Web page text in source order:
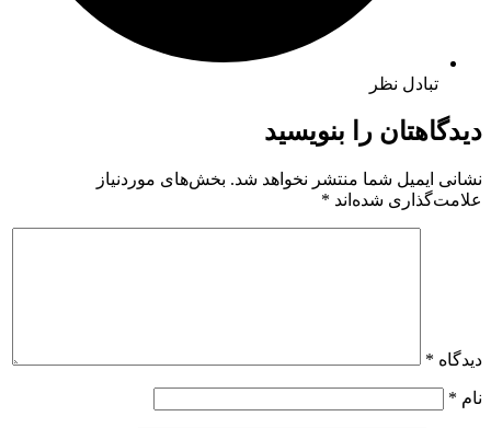
تبادل نظر
دیدگاهتان را بنویسید
نشانی ایمیل شما منتشر نخواهد شد. بخش‌های موردنیاز
علامت‌گذاری شده‌اند *
دیدگاه *
نام *